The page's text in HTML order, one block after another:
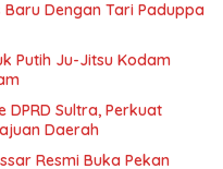
Dengan Tari Paduppa
Putih Ju-Jitsu Kodam
Sultra, Perkuat
Daerah
Resmi Buka Pekan